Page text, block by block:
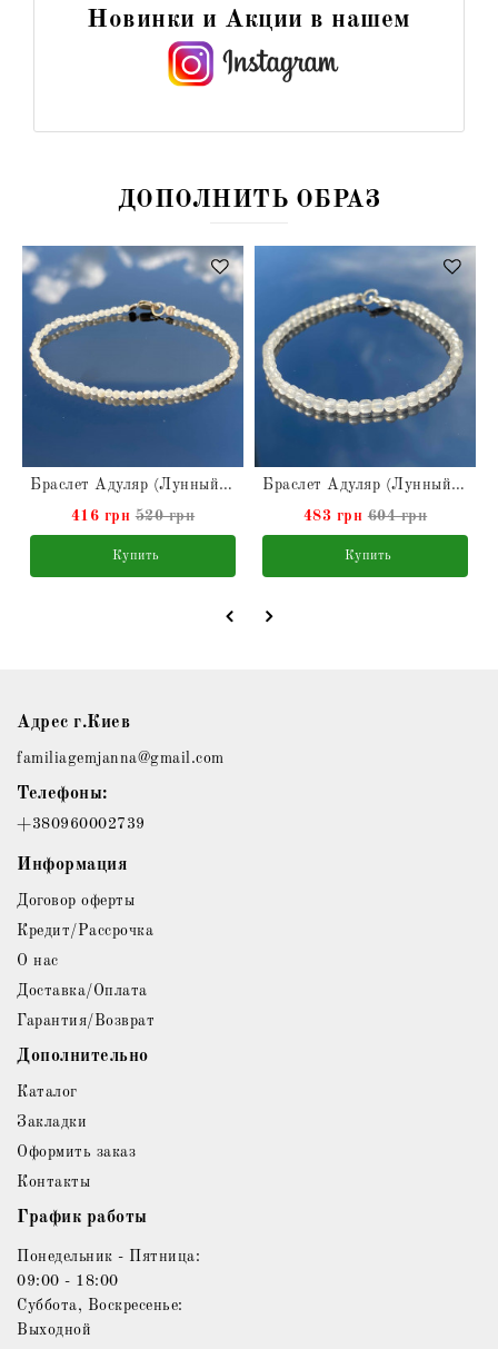
Новинки и Акции в нашем
ДОПОЛНИТЬ ОБРАЗ
Браслет Адуляр (Лунный камень) натуральный
416 грн 520 грн
Купить
Браслет Адуляр (Лунный камень) натуральный
483 грн 604 грн
Купить
Адрес г.Киев
familiagemjanna@gmail.com
Телефоны:
+380960002739
Информация
Договор оферты
Кредит/Рассрочка
О нас
Доставка/Оплата
Гарантия/Возврат
Дополнительно
Каталог
Закладки
Оформить заказ
Контакты
График работы
Понедельник - Пятница:
09:00 - 18:00
Суббота, Воскресенье:
Выходной